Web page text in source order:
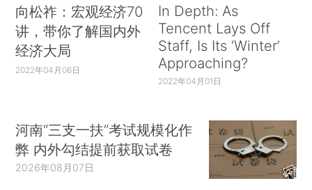
向松祚：宏观经济70
讲，带你了解国内外
经济大局
2022年04月06日
In Depth: As
Tencent Lays Off
Staff, Is Its ‘Winter’
Approaching?
2022年04月01日
河南“三支一扶”考试规模化作
弊 内外勾结提前获取试卷
2026年08月07日